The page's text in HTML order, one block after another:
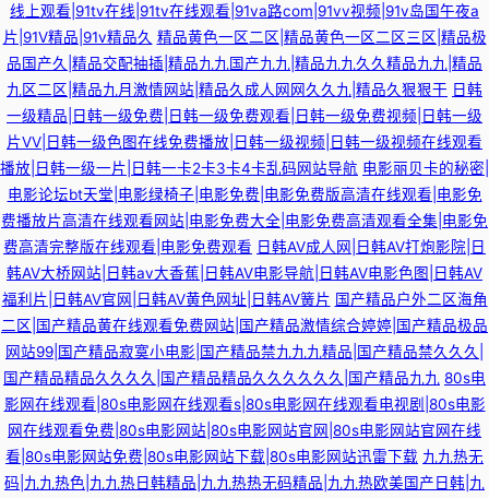
线上观看|91tv在线|91tv在线观看|91va路com|91vv视频|91v岛国午夜a
片|91V精品|91v精品久 精品黄色一区二区|精品黄色一区二区三区|精品极
品国产久|精品交配抽插|精品九九国产九九|精品九九久久精品九九|精品
九区二区|精品九月激情网站|精品久成人网网久久九|精品久狠狠干 日韩
一级精品|日韩一级免费|日韩一级免费观看|日韩一级免费视频|日韩一级
片VV|日韩一级色图在线免费播放|日韩一级视频|日韩一级视频在线观看
播放|日韩一级一片|日韩一卡2卡3卡4卡乱码网站导航 电影丽贝卡的秘密|
电影论坛bt天堂|电影绿椅子|电影免费|电影免费版高清在线观看|电影免
费播放片高清在线观看网站|电影免费大全|电影免费高清观看全集|电影免
费高清完整版在线观看|电影免费观看 日韩AV成人网|日韩AV打炮影院|日
韩AV大桥网站|日韩av大香蕉|日韩AV电影导航|日韩AV电影色图|日韩AV
福利片|日韩AV官网|日韩AV黄色网址|日韩AV簧片 国产精品户外二区海角
二区|国产精品黄在线观看免费网站|国产精品激情综合婷婷|国产精品极品
网站99|国产精品寂寞小电影|国产精品禁九九九精品|国产精品禁久久久|
国产精品精品久久久久|国产精品精品久久久久久久|国产精品九九 80s电
影网在线观看|80s电影网在线观看s|80s电影网在线观看电视剧|80s电影
网在线观看免费|80s电影网站|80s电影网站官网|80s电影网站官网在线
看|80s电影网站免费|80s电影网站下载|80s电影网站迅雷下载 九九热无
码|九九热色|九九热日韩精品|九九热热无码精品|九九热欧美国产日韩|九